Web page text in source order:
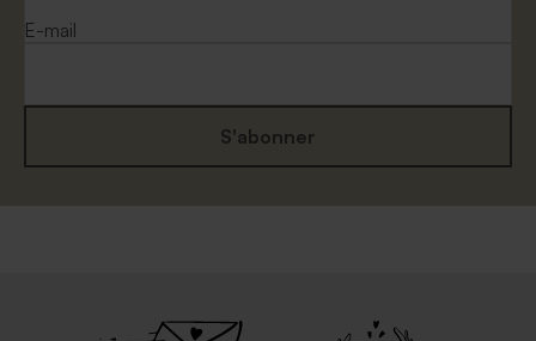
E-mail
S'abonner